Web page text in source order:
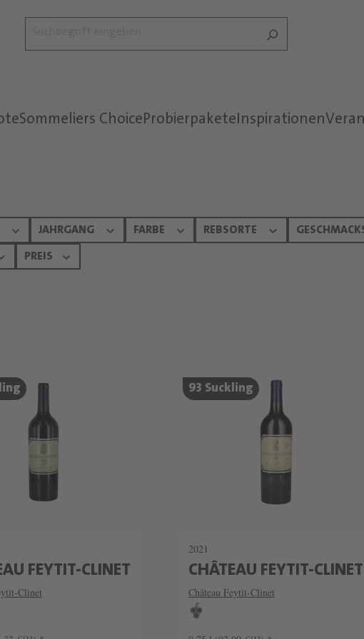
Sommeliers ChoiceProbierpaketeInspirationen
Text überspringen
JAHRGANG FARBE REBSORTE
PREIS
FEYTIT-CLINET
Clinet
93 Suckling
2021
CHÂTEAU FEYTIT-CLINET
Château Feytit-Clinet